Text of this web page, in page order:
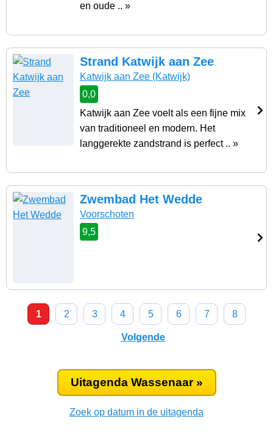
en oude .. »
Strand Katwijk aan Zee
Katwijk aan Zee (Katwijk)
0,0
Katwijk aan Zee voelt als een fijne mix
van traditioneel en modern. Het
langgerekte zandstrand is perfect .. »
Zwembad Het Wedde
Voorschoten
9,5
1 2 3 4 5 6 7 8
Volgende
Uitagenda Wassenaar »
Zoek op datum in de uitagenda